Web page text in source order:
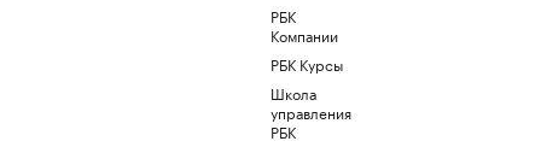
РБК
Компании
РБК Курсы
Школа
управления
РБК